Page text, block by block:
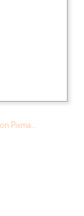
Pixma…